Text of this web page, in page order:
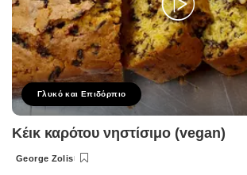
Γλυκό και Επιδόρπιο
Κέικ καρότου νηστίσιμο (vegan)
Posted
George Zolis